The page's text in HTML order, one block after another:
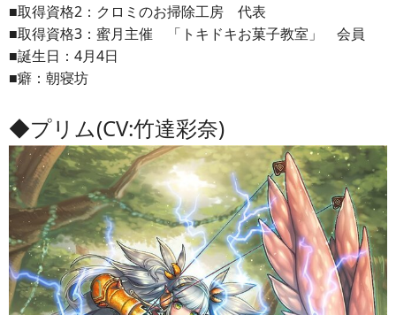
■取得資格2：クロミのお掃除工房 代表
■取得資格3：蜜月主催 「トキドキお菓子教室」 会員
■誕生日：4月4日
■癖：朝寝坊
◆プリム(CV:竹達彩奈)